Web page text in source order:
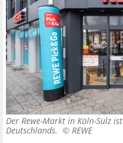
Der Rewe-Markt in Köln-Sülz
Deutschlands. © REWE